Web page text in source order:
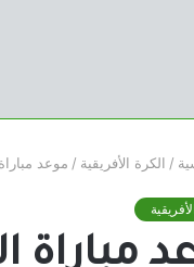
/ الكرة الأفريقية / موعد
مباراة